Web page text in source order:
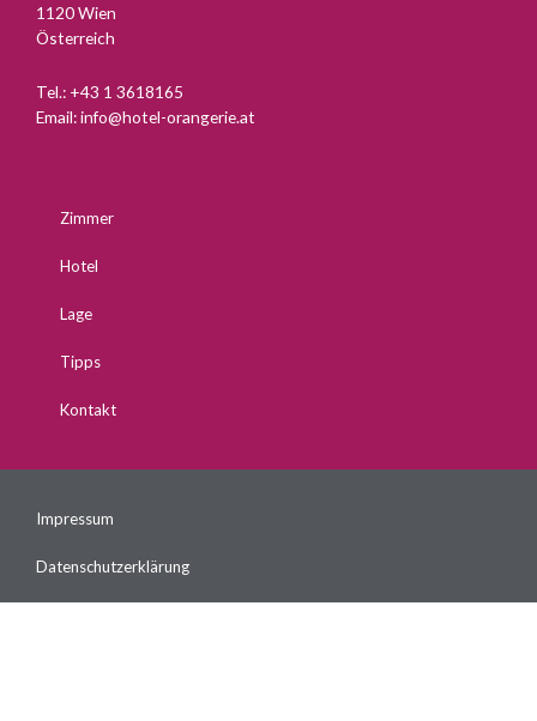
1120 Wien
Österreich
Tel.: +43 1 3618165
Email:info@hotel-orangerie.at
Zimmer
Hotel
Lage
Tipps
Kontakt
Impressum
Datenschutzerklärung